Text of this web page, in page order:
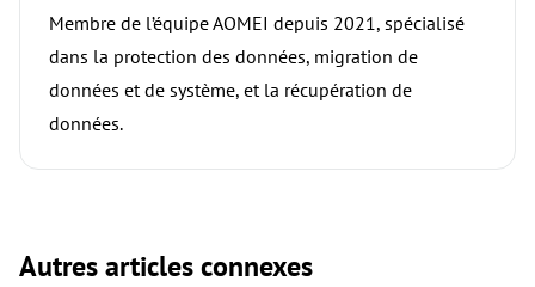
Membre de l’équipe AOMEI depuis 2021, spécialisé
dans la protection des données, migration de
données et de système, et la récupération de
données.
Autres articles connexes